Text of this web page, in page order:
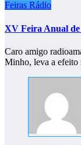
Feiras Rádio
XV Feira Anual
Caro amigo
Minho, leva a